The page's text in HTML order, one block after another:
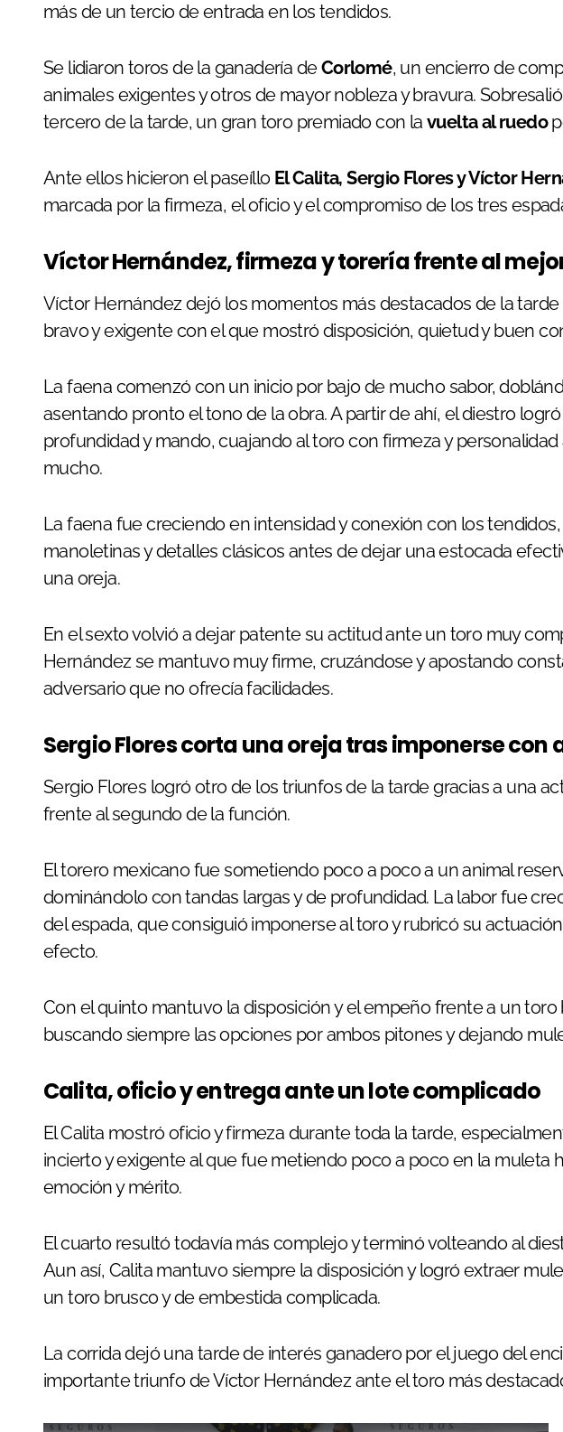
más de un tercio de entrada en los tendidos.
Se lidiaron toros de la ganadería deCorlomé, un encierro de
animales exigentes y otros de mayor nobleza y bravura.
tercero de la tarde, un gran toro premiado con la vuelta al ruedo
Ante ellos hicieron el paseíllo El Calita, Sergio Flores y Víctor
marcada por la firmeza, el oficio y el compromiso de los tres
Víctor Hernández, firmeza y torería frente al
Víctor Hernández dejó los momentos más destacados de la
bravo y exigente con el que mostró disposición, quietud y buen
La faena comenzó con un inicio por bajo de mucho sabor,
asentando pronto el tono de la obra. A partir de ahí, el diestro
profundidad y mando, cuajando al toro con firmeza y
mucho.
La faena fue creciendo en intensidad y conexión con los
manoletinas y detalles clásicos antes de dejar una estocada
una oreja.
En el sexto volvió a dejar patente su actitud ante un toro muy
Hernández se mantuvo muy firme, cruzándose y apostando
adversario que no ofrecía facilidades.
Sergio Flores corta una oreja tras imponerse con
Sergio Flores logró otro de los triunfos de la tarde gracias a una
frente al segundo de la función.
El torero mexicano fue sometiendo poco a poco a un animal
dominándolo con tandas largas y de profundidad. La labor fue
del espada, que consiguió imponerse al toro y rubricó su
efecto.
Con el quinto mantuvo la disposición y el empeño frente a un toro
buscando siempre las opciones por ambos pitones y dejando
Calita, oficio y entrega ante un lote complicado
El Calita mostró oficio y firmeza durante toda la tarde,
incierto y exigente al que fue metiendo poco a poco en la muleta
emoción y mérito.
El cuarto resultó todavía más complejo y terminó volteando al
Aun así, Calita mantuvo siempre la disposición y logró extraer
un toro brusco y de embestida complicada.
La corrida dejó una tarde de interés ganadero por el juego del
importante triunfo de Víctor Hernández ante el toro más